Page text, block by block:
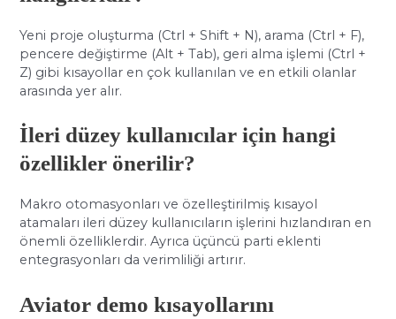
Yeni proje oluşturma (Ctrl + Shift + N), arama (Ctrl + F),
pencere değiştirme (Alt + Tab), geri alma işlemi (Ctrl +
Z) gibi kısayollar en çok kullanılan ve en etkili olanlar
arasında yer alır.
İleri düzey kullanıcılar için hangi
özellikler önerilir?
Makro otomasyonları ve özelleştirilmiş kısayol
atamaları ileri düzey kullanıcıların işlerini hızlandıran en
önemli özelliklerdir. Ayrıca üçüncü parti eklenti
entegrasyonları da verimliliği artırır.
Aviator demo kısayollarını